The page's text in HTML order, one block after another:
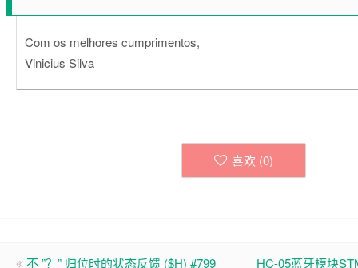
Com os melhores cumprimentos,
Vinicius Silva
喜欢 (0)
不 ”？” 归位时的状态反馈 ($H) #799 HC-05蓝牙模块